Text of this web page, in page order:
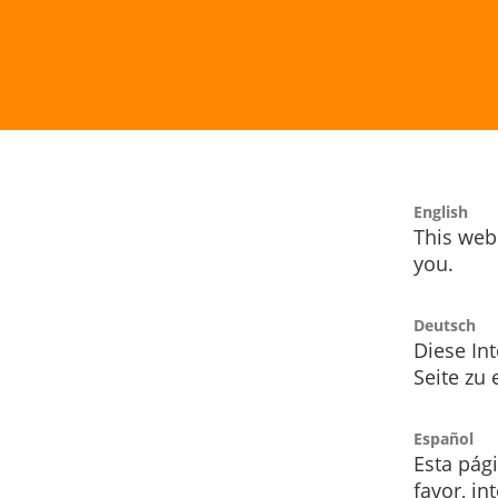
English
This
you.
Deutsch
Diese
Seite zu
Español
Esta
favor,